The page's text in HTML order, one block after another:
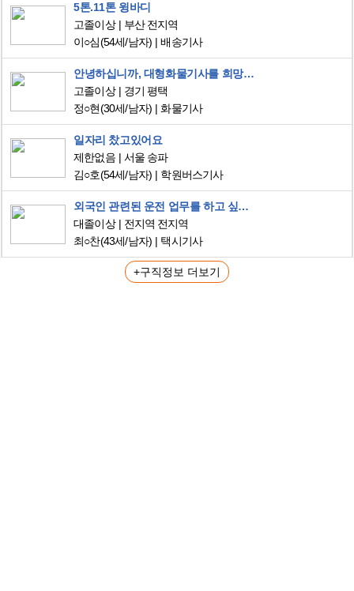
5톤.11톤 윙바디
고졸이상
부산 전지역
이○심(54세/남자) 배송기사
안녕하십니까, 대형화물기사를 희망하여 지원하였습니다!
고졸이상
경기 평택
정○현(30세/남자) 화물기사
일자리 찼고있어요
제한없음
서울 송파
김○호(54세/남자) 학원버스기사
외국인 관련된 운전 업무를 하고 싶어요
대졸이상
전지역 전지역
최○찬(43세/남자) 택시기사
+구직정보 더보기